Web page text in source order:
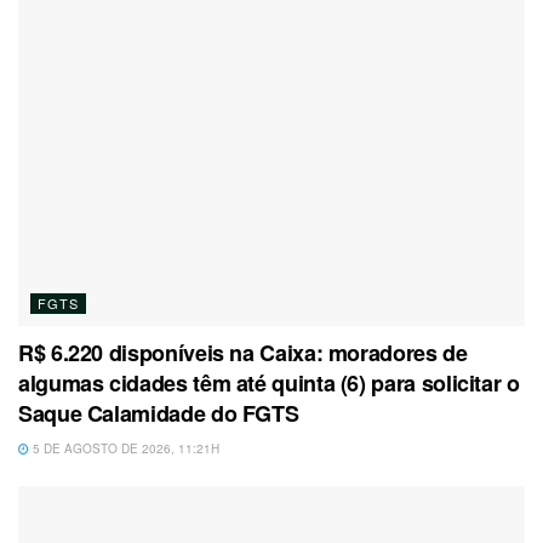
FGTS
R$ 6.220 disponíveis na Caixa: moradores de
algumas cidades têm até quinta (6) para solicitar o
Saque Calamidade do FGTS
5 DE AGOSTO DE 2026, 11:21H